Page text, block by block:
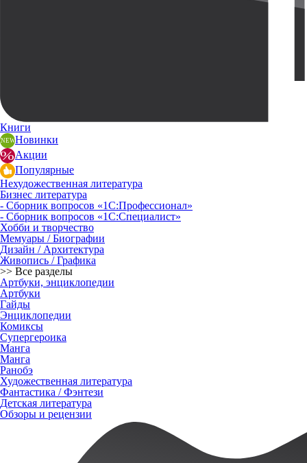
Книги
Новинки
Акции
Популярные
Нехудожественная литература
Бизнес литература
- Сборник вопросов «1С:Профессионал»
- Сборник вопросов «1С:Специалист»
Хобби и творчество
Мемуары / Биографии
Дизайн / Архитектура
Живопись / Графика
>> Все разделы
Артбуки, энциклопедии
Артбуки
Гайды
Энциклопедии
Комиксы
Супергероика
Манга
Манга
Ранобэ
Художественная литература
Фантастика / Фэнтези
Детская литература
Обзоры и рецензии